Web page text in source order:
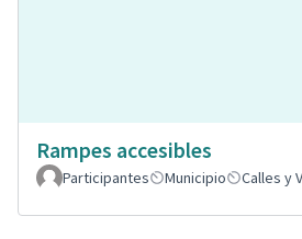
Rampes accesibles
Participantes
Municipio Calles y